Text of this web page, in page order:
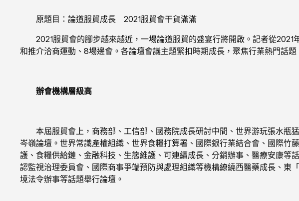
原題目：論道服貿成長 2021服貿會干貨滿滿
2021服貿會的腳步越來越近，一場論道服貿的盛宴行將開啟。記者從2021
和推介洽商運動、8場邊會。各論壇會議主題緊扣時期成長，聚焦行業熱門話題
辦會機構層級高
本屆服貿會上，商務部、工信部、國務院成長研討中間、世界游玩張水瓶
岑嶺論壇。世界常識產權組織、世界食糧打算署、國際銀行業結合會、國際
護、食糧供給鏈、金融科技、生態維護、可連續成長、分銷辦事、醫療安康
認監視治理委員會、國際商事爭端預防與處理組織等機構繚繞西醫藥成長、
境法令辦事等話題舉行論壇。